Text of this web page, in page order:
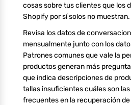
cosas sobre tus clientes que los
Shopify por sí solos no muestran.
Revisa los datos de
mensualmente junto con los
Patrones comunes que vale la
productos generan más
que indica descripciones de
tallas insuficientes cuáles son
frecuentes en la recuperación